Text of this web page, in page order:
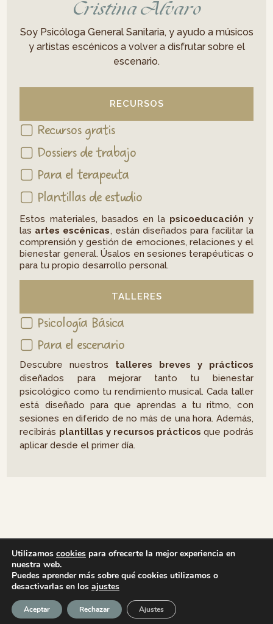
Cristina Álvaro
Soy Psicóloga General Sanitaria, y ayudo a músicos
y artistas escénicos a volver a disfrutar sobre el
escenario.
RECURSOS
▢ Recursos gratis
▢ Dossiers de trabajo
▢ Para el terapeuta
▢ Plantillas de estudio
Estos materiales, basados en la psicoeducación y
las artes escénicas, están diseñados para facilitar la
comprensión y gestión de emociones, relaciones y el
bienestar general. Úsalos en sesiones terapéuticas o
para tu propio desarrollo personal.
TALLERES
▢ Psicología Básica
▢ Para el escenario
Descubre nuestros talleres breves y prácticos
diseñados para mejorar tanto tu bienestar
psicológico como tu rendimiento musical. Cada taller
está diseñado para que aprendas a tu ritmo, con
sesiones en diferido de no más de una hora. Además,
recibirás plantillas y recursos prácticos que podrás
aplicar desde el primer día.
Home Sobre Mí Sesiones
Utilizamos cookies para ofrecerte la mejor experiencia en
nuestra web.
Puedes aprender más sobre qué cookies utilizamos o
desactivarlas en los ajustes
Aceptar Rechazar Ajustes